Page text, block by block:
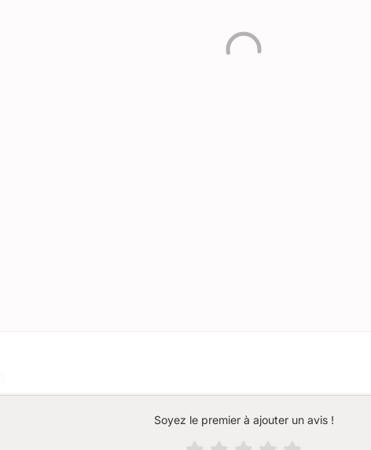
Soyez le premier à ajouter un avis !